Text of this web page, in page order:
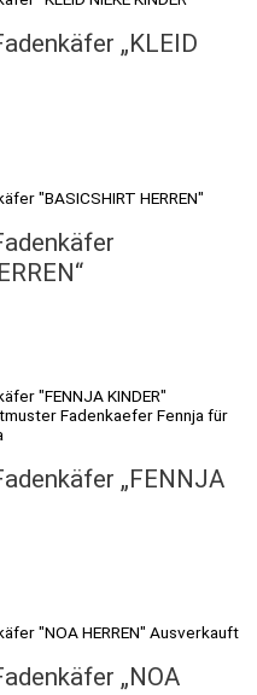
„KLEID
„FENNJA
Ausverkauft
„NOA